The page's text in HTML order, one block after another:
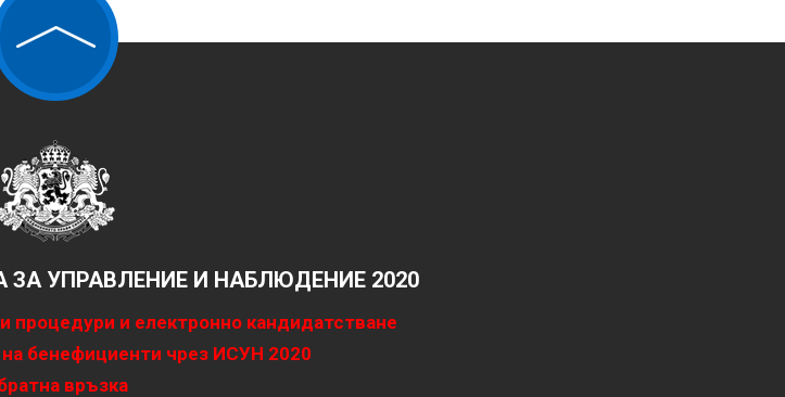
УПРАВЛЕНИЕ И НАБЛЮДЕНИЕ 2020
процедури и електронно кандидатстване
бенефициенти чрез ИСУН 2020
връзка